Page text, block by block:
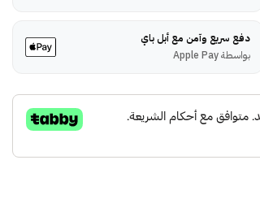
دفع سريع وآمن مع أبل باي
بواسطة Apple Pay